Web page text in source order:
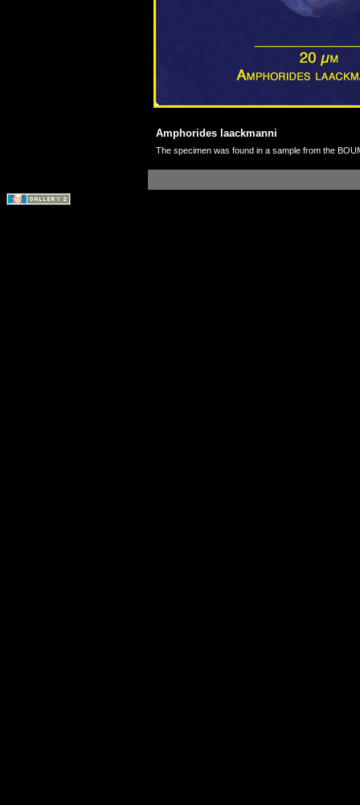
Amphorides laackmanni
The specimen was found in a sample from the